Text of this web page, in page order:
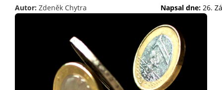
Autor: Zdeněk Chytra Napsal dne: 26.